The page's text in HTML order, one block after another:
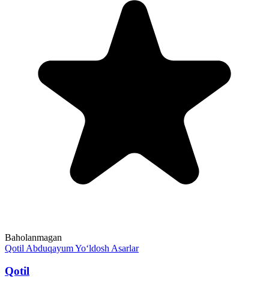
Baholanmagan
Qotil Abduqayum Yo‘ldosh Asarlar
Qotil